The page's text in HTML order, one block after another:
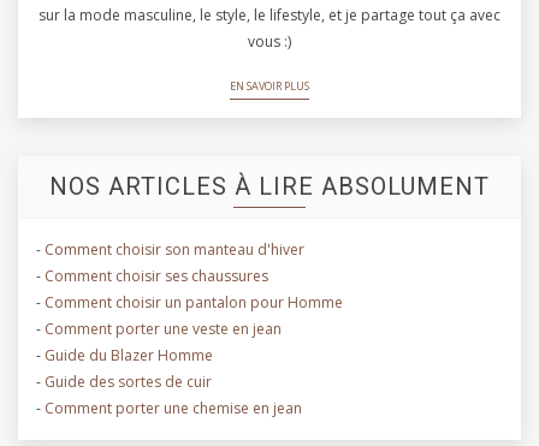
sur la mode masculine, le style, le lifestyle, et je partage tout ça avec
vous :)
EN SAVOIR PLUS
NOS ARTICLES À LIRE ABSOLUMENT
- Comment choisir son manteau d'hiver
- Comment choisir ses chaussures
- Comment choisir un pantalon pour Homme
- Comment porter une veste en jean
- Guide du Blazer Homme
- Guide des sortes de cuir
- Comment porter une chemise en jean